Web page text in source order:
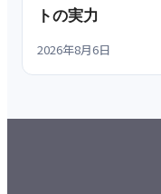
トの実力
2026年8月6日